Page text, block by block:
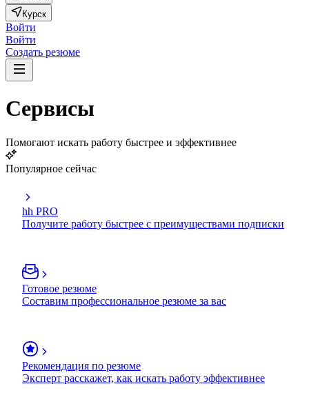
Курск
Войти
Войти
Создать резюме
Сервисы
Помогают искать работу быстрее и эффективнее
Популярное сейчас
hh PRO
Получите работу быстрее с преимуществами подписки
Готовое резюме
Составим профессиональное резюме за вас
Рекомендация по резюме
Эксперт расскажет, как искать работу эффективнее